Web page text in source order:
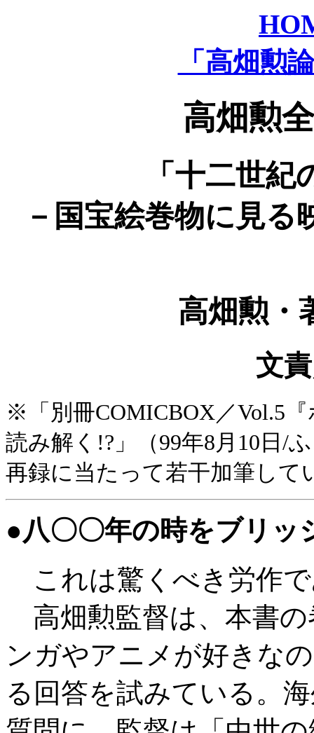
「高畑勲
高畑勲
「十二世
－国宝絵巻物に見
高畑勲・
文
※「別冊COMICBOX／Vol.5
読み解く!?」（99年8月10日/
再録に当たって若干加筆し
●八〇〇年の時をブリッ
これは驚くべき労作
高畑勲監督は、本書の
ンガやアニメが好きな
る回答を試みている。